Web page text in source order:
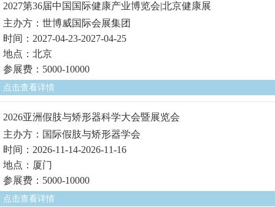
2027第36届中国国际健康产业博览会|北京健康展
主办方：世博威国际会展集团
时间：2027-04-23-2027-04-25
地点：北京
参展费：5000-10000
点击查看详情
2026亚洲假肢与矫形器科学大会暨展览会
主办方：国际假肢与矫形器学会
时间：2026-11-14-2026-11-16
地点：厦门
参展费：5000-10000
点击查看详情